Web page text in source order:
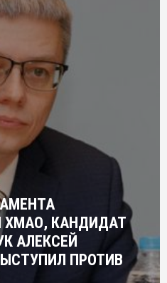
ХМАО, КАНДИДАТ
АЛЕКСЕЙ
ПРОТИВ